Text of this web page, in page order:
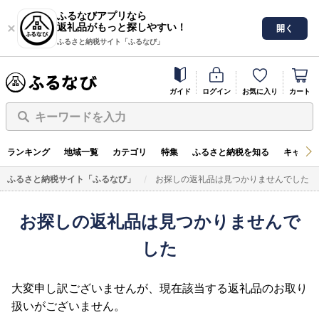
ふるなびアプリなら
返礼品がもっと探しやすい！
ふるさと納税サイト「ふるなび」
開く
ガイド ログイン お気に入り カート
キーワードを入力
ランキング 地域一覧 カテゴリ 特集 ふるさと納税を知る キャン
ふるさと納税サイト「ふるなび」 お探しの返礼品は見つかりませんでした
お探しの返礼品は見つかりませんで
した
大変申し訳ございませんが、現在該当する返礼品のお取り
扱いがございません。